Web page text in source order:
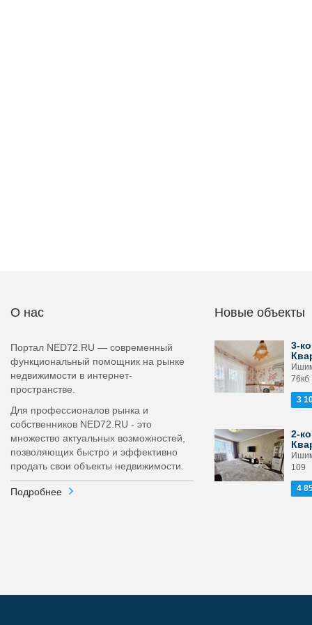
О нас
Портал NED72.RU — современный
функциональный помощник на рынке
недвижимости в интернет-
пространстве.
Для профессионалов рынка и
собственников NED72.RU - это
множество актуальных возможностей,
позволяющих быстро и эффективно
продать свои объекты недвижимости.
Подробнее
Новые объекты
3-
76кб
3
2-
109
4